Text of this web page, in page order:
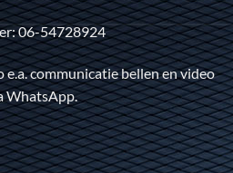
06-54728924
communicatie bellen en video
WhatsApp.